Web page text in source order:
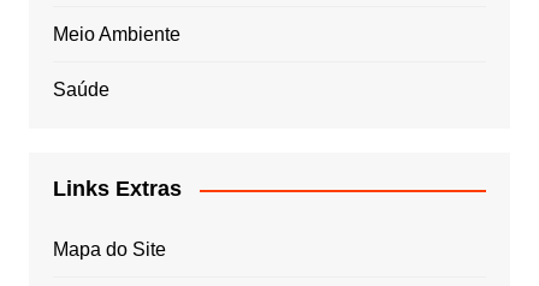
Meio Ambiente
Saúde
Links Extras
Mapa do Site